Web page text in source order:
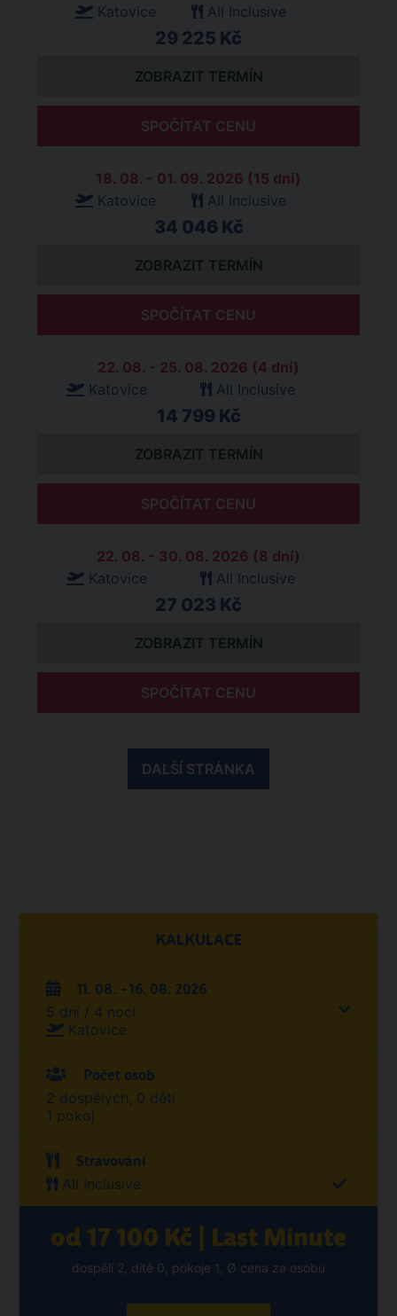
Katovice
All Inclusive
29 225 Kč
ZOBRAZIT TERMÍN
SPOČÍTAT CENU
18. 08. - 01. 09. 2026 (15 dní)
Katovice
All Inclusive
34 046 Kč
ZOBRAZIT TERMÍN
SPOČÍTAT CENU
22. 08. - 25. 08. 2026 (4 dní)
Katovice
All Inclusive
14 799 Kč
ZOBRAZIT TERMÍN
SPOČÍTAT CENU
22. 08. - 30. 08. 2026 (8 dní)
Katovice
All Inclusive
27 023 Kč
ZOBRAZIT TERMÍN
SPOČÍTAT CENU
DALŠÍ STRÁNKA
KALKULACE
11. 08. - 16. 08. 2026
5 dní / 4 nocí
Katovice
Počet osob
2 dospělých, 0 dětí
1 pokoj
Stravování
All Inclusive
od 17 100 Kč | Last Minute
dospělí 2, dítě 0, pokoje 1, Ø cena za osobu